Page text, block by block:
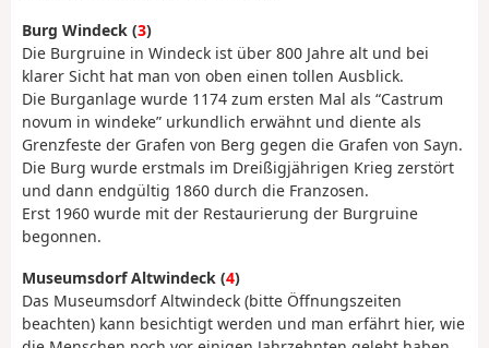
Burg Windeck (3)
Die Burgruine in Windeck ist über 800 Jahre alt und bei
klarer Sicht hat man von oben einen tollen Ausblick.
Die Burganlage wurde 1174 zum ersten Mal als “Castrum
novum in windeke” urkundlich erwähnt und diente als
Grenzfeste der Grafen von Berg gegen die Grafen von Sayn.
Die Burg wurde erstmals im Dreißigjährigen Krieg zerstört
und dann endgültig 1860 durch die Franzosen.
Erst 1960 wurde mit der Restaurierung der Burgruine
begonnen.
Museumsdorf Altwindeck (4)
Das Museumsdorf Altwindeck (bitte Öffnungszeiten
beachten) kann besichtigt werden und man erfährt hier, wie